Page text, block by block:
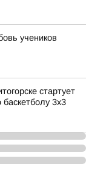
учеников
стартует
3х3